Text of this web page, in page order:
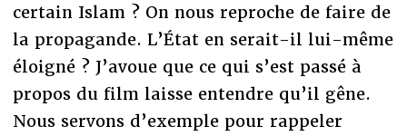
certain Islam ? On nous reproche de faire de
la propagande. L’État en serait-il lui-même
éloigné ? J’avoue que ce qui s’est passé à
propos du film laisse entendre qu’il gêne.
Nous servons d’exemple pour rappeler